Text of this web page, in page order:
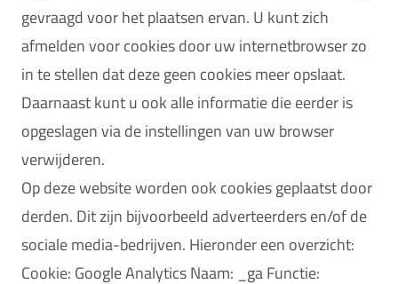
gevraagd voor het plaatsen ervan. U kunt zich
afmelden voor cookies door uw internetbrowser zo
in te stellen dat deze geen cookies meer opslaat.
Daarnaast kunt u ook alle informatie die eerder is
opgeslagen via de instellingen van uw browser
verwijderen.
Op deze website worden ook cookies geplaatst door
derden. Dit zijn bijvoorbeeld adverteerders en/of de
sociale media-bedrijven. Hieronder een overzicht:
Cookie: Google Analytics Naam: _ga Functie: